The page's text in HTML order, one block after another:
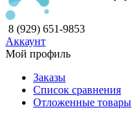
8 (929) 651-9853
Аккаунт
Мой профиль
Заказы
Список сравнения
Отложенные товары